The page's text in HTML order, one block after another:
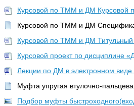
Курсовой по ТММ и ДМ Курсовой
Курсовой по ТММ и ДМ
Курсовой по ТММ и ДМ Титульный
Курсовой проект по дисциплине
Лекции по ДМ в электронном
Муфта упругая втулочно-
Подбор муфты